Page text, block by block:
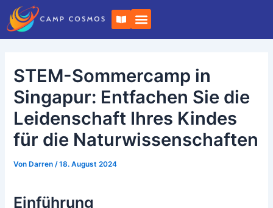
Zum
Inhalt
springen
B
u
c
h
f
e
n
STEM-Sommercamp in
Singapur: Entfachen Sie die
Leidenschaft Ihres Kindes
für die Naturwissenschaften
Von Darren/18. August 2024
Einführung
Post-
Navigation